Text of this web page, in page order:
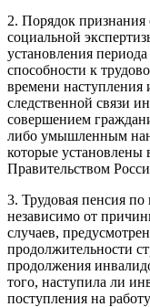
2. Порядок признания
социальной
установления
способности к
времени
следственной связи
совершением
либо умышленным
которые установлены
Правительством
3. Трудовая пенсия по
независимо от
случаев,
продолжительности
продолжения
того, наступила ли
поступления на